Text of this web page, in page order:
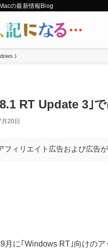
の最新情報Blog
RT Update 3｣
20日
フィリエイト広告および広告
月に｢Windows RT｣向けの